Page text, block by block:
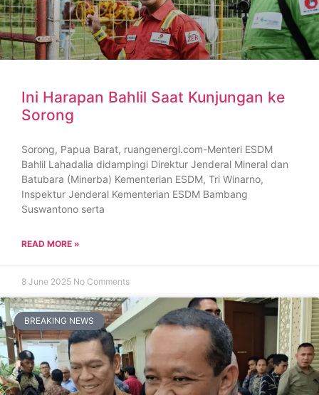
Ini Harapan Bahlil Saat Kunjungan ke
Sorong
Sorong, Papua Barat, ruangenergi.com-Menteri ESDM
Bahlil Lahadalia didampingi Direktur Jenderal Mineral dan
Batubara (Minerba) Kementerian ESDM, Tri Winarno,
Inspektur Jenderal Kementerian ESDM Bambang
Suswantono serta
READ MORE »
8 June 2025 No Comments
BREAKING NEWS